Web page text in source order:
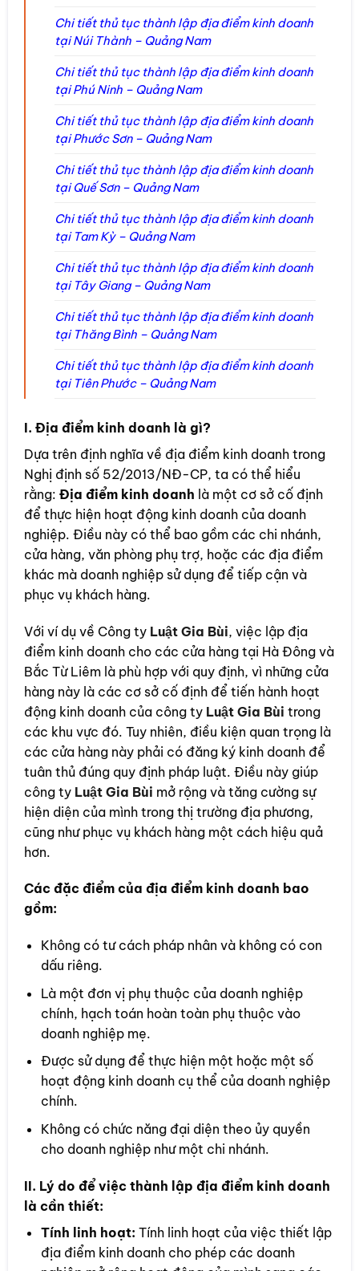
Chi tiết thủ tục thành lập địa điểm kinh doanh
tại Núi Thành – Quảng Nam
Chi tiết thủ tục thành lập địa điểm kinh doanh
tại Phú Ninh – Quảng Nam
Chi tiết thủ tục thành lập địa điểm kinh doanh
tại Phước Sơn – Quảng Nam
Chi tiết thủ tục thành lập địa điểm kinh doanh
tại Quế Sơn – Quảng Nam
Chi tiết thủ tục thành lập địa điểm kinh doanh
tại Tam Kỳ – Quảng Nam
Chi tiết thủ tục thành lập địa điểm kinh doanh
tại Tây Giang – Quảng Nam
Chi tiết thủ tục thành lập địa điểm kinh doanh
tại Thăng Bình – Quảng Nam
Chi tiết thủ tục thành lập địa điểm kinh doanh
tại Tiên Phước – Quảng Nam
I. Địa điểm kinh doanh là gì?
Dựa trên định nghĩa về địa điểm kinh doanh trong
Nghị định số 52/2013/NĐ-CP, ta có thể hiểu
rằng: Địa điểm kinh doanh là một cơ sở cố định
để thực hiện hoạt động kinh doanh của doanh
nghiệp. Điều này có thể bao gồm các chi nhánh,
cửa hàng, văn phòng phụ trợ, hoặc các địa điểm
khác mà doanh nghiệp sử dụng để tiếp cận và
phục vụ khách hàng.
Với ví dụ về Công ty Luật Gia Bùi, việc lập địa
điểm kinh doanh cho các cửa hàng tại Hà Đông và
Bắc Từ Liêm là phù hợp với quy định, vì những cửa
hàng này là các cơ sở cố định để tiến hành hoạt
động kinh doanh của công ty Luật Gia Bùi trong
các khu vực đó. Tuy nhiên, điều kiện quan trọng là
các cửa hàng này phải có đăng ký kinh doanh để
tuân thủ đúng quy định pháp luật. Điều này giúp
công ty Luật Gia Bùi mở rộng và tăng cường sự
hiện diện của mình trong thị trường địa phương,
cũng như phục vụ khách hàng một cách hiệu quả
hơn.
Các đặc điểm của địa điểm kinh doanh bao
gồm:
Không có tư cách pháp nhân và không có con
dấu riêng.
Là một đơn vị phụ thuộc của doanh nghiệp
chính, hạch toán hoàn toàn phụ thuộc vào
doanh nghiệp mẹ.
Được sử dụng để thực hiện một hoặc một số
hoạt động kinh doanh cụ thể của doanh nghiệp
chính.
Không có chức năng đại diện theo ủy quyền
cho doanh nghiệp như một chi nhánh.
II. Lý do để việc thành lập địa điểm kinh doanh
là cần thiết:
Tính linh hoạt: Tính linh hoạt của việc thiết lập
địa điểm kinh doanh cho phép các doanh